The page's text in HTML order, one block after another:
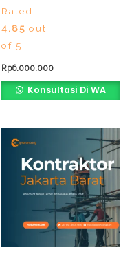
Rated
4.85 out
of 5
Rp6.000.000
Konsultasi Di WA